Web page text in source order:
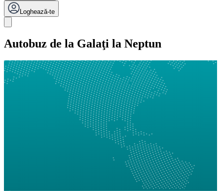
Loghează-te
Autobuz de la Galaţi la Neptun